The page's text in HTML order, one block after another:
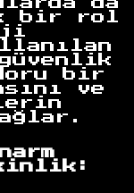
bir rol
bir
ve